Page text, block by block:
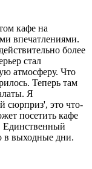
кафе на
впечатлениями.
более
стал
атмосферу. Что
Теперь там
Я
сюрприз', это что-
посетить кафе
Единственный
в выходные дни.